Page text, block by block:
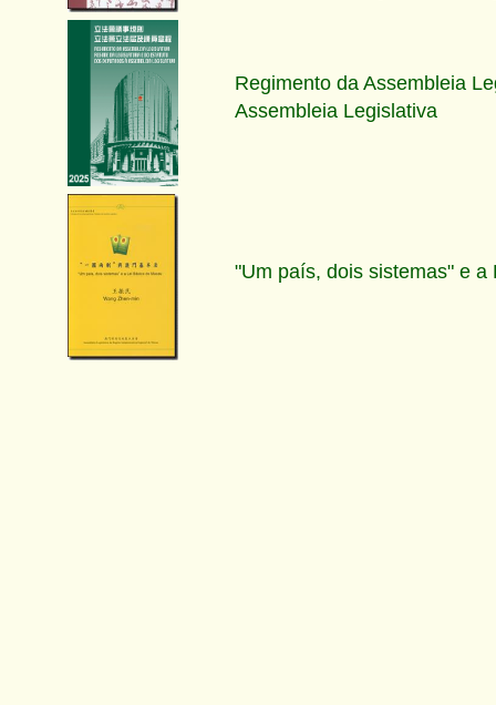
Regimento da Assembleia
Assembleia Legislativa
"Um país, dois sistemas" e a